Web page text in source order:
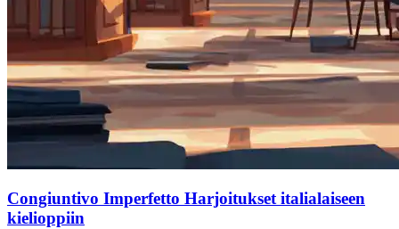
Congiuntivo Imperfetto Harjoitukset italialaiseen
kielioppiin